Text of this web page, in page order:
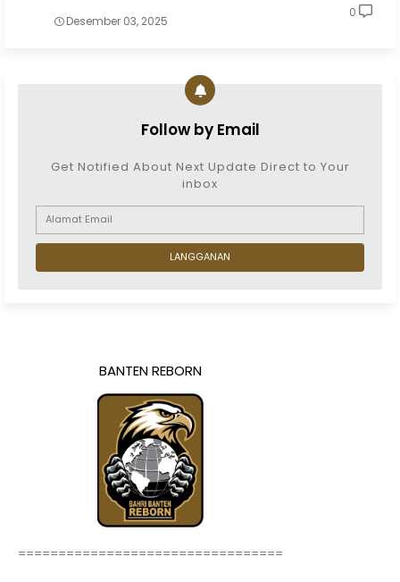
Desember 03, 2025
0
Follow by Email
Get Notified About Next Update Direct to Your
inbox
BANTEN REBORN
=================================